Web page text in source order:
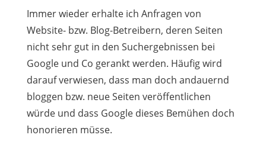
Immer wieder erhalte ich Anfragen von
Website- bzw. Blog-Betreibern, deren Seiten
nicht sehr gut in den Suchergebnissen bei
Google und Co gerankt werden. Häufig wird
darauf verwiesen, dass man doch andauernd
bloggen bzw. neue Seiten veröffentlichen
würde und dass Google dieses Bemühen doch
honorieren müsse.